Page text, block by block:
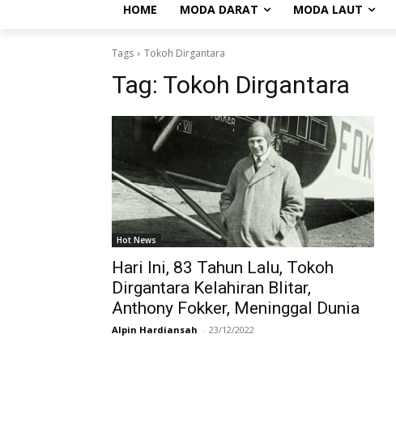
HOME MODA DARAT MODA LAUT
Tags Tokoh Dirgantara
Tag: Tokoh Dirgantara
Hot News
Hari Ini, 83 Tahun Lalu, Tokoh
Dirgantara Kelahiran Blitar,
Anthony Fokker, Meninggal Dunia
Alpin Hardiansah - 23/12/2022